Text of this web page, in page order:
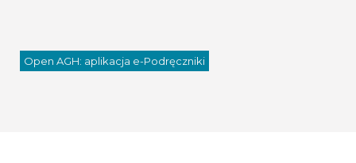
Open AGH: aplikacja e-Podręczniki